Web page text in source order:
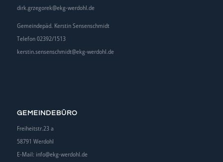
dirk.grzegorek@ekg-werdohl.de
Gemeindepäd. Kerstin Sensenschmidt
Telefon 02392/1513
kerstin.sensenschmidt@ekg-werdohl.de
GEMEINDEBÜRO
Freiheitstr.23 a
58791 Werdohl
E-Mail: info@ekg-werdohl.de